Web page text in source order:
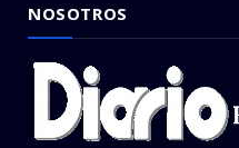
NOSOTROS